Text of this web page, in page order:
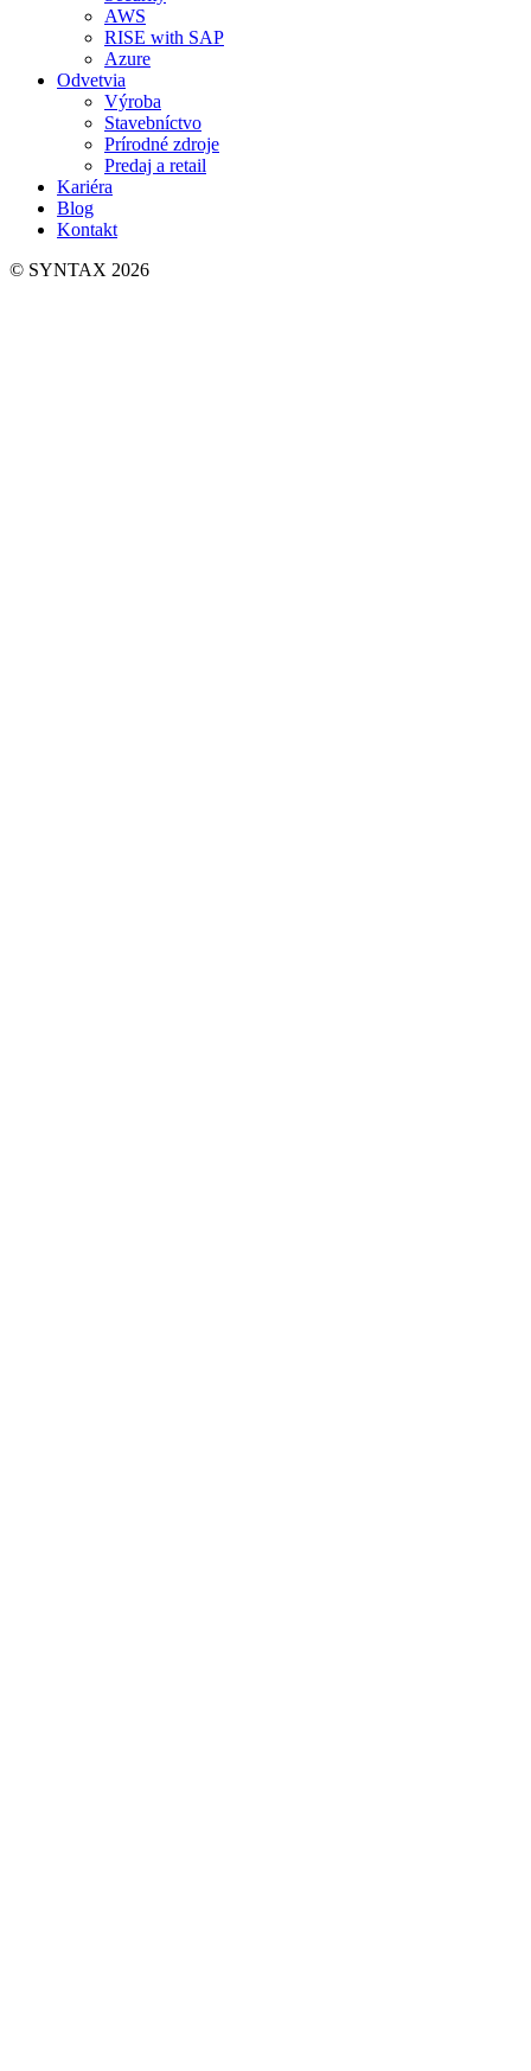
AWS
RISE with SAP
Azure
Odvetvia
Výroba
Stavebníctvo
Prírodné zdroje
Predaj a retail
Kariéra
Blog
Kontakt
© SYNTAX 2026